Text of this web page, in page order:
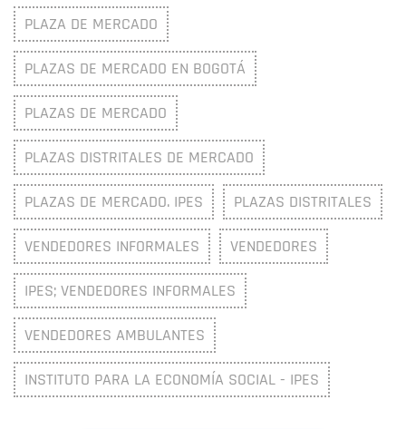
PLAZA DE MERCADO
PLAZAS DE MERCADO EN BOGOTÁ
PLAZAS DE MERCADO
PLAZAS DISTRITALES DE MERCADO
PLAZAS DE MERCADO. IPES PLAZAS DISTRITALES
VENDEDORES INFORMALES VENDEDORES
IPES; VENDEDORES INFORMALES
VENDEDORES AMBULANTES
INSTITUTO PARA LA ECONOMÍA SOCIAL - IPES